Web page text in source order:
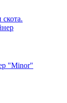
"Minor"